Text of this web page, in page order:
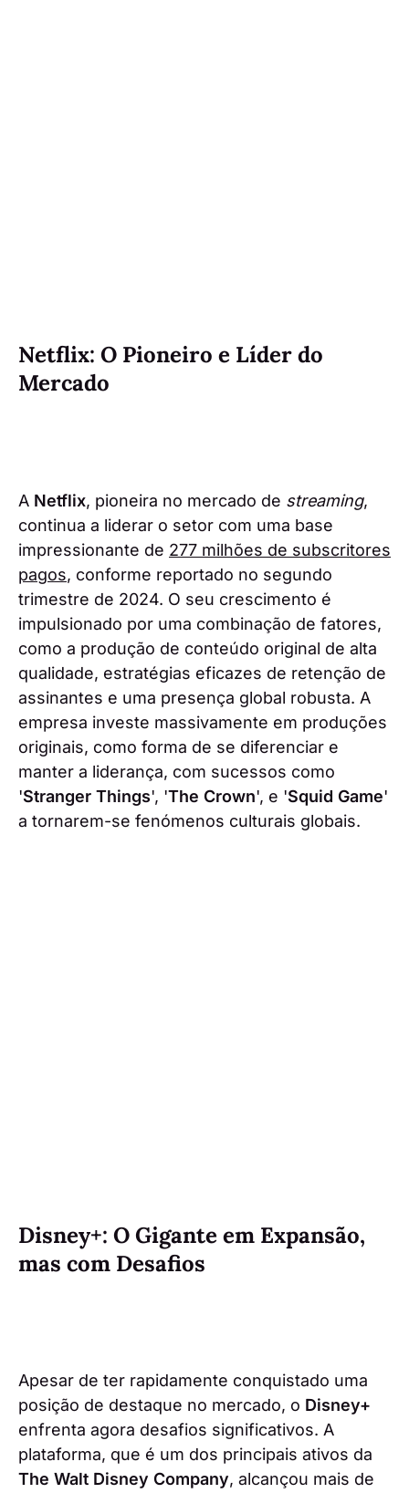
Netflix: O Pioneiro e Líder do
Mercado
A Netflix, pioneira no mercado de streaming,
continua a liderar o setor com uma base
impressionante de 277 milhões de subscritores
pagos, conforme reportado no segundo
trimestre de 2024. O seu crescimento é
impulsionado por uma combinação de fatores,
como a produção de conteúdo original de alta
qualidade, estratégias eficazes de retenção de
assinantes e uma presença global robusta. A
empresa investe massivamente em produções
originais, como forma de se diferenciar e
manter a liderança, com sucessos como
'Stranger Things', 'The Crown', e 'Squid Game'
a tornarem-se fenómenos culturais globais.
Disney+: O Gigante em Expansão,
mas com Desafios
Apesar de ter rapidamente conquistado uma
posição de destaque no mercado, o Disney+
enfrenta agora desafios significativos. A
plataforma, que é um dos principais ativos da
The Walt Disney Company, alcançou mais de